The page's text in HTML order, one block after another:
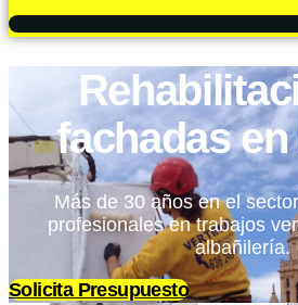
fachadas
Más de 30 años en el
profesionales en trabajos
albañilería.
Solicita Presupuesto